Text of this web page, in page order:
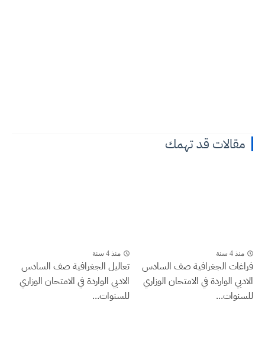
مقالات قد تهمك
منذ 4 سنة
فراغات الجغرافية صف السادس
الادبي الواردة في الامتحان الوزاري
للسنوات...
منذ 4 سنة
تعاليل الجغرافية صف السادس
الادبي الواردة في الامتحان الوزاري
للسنوات...